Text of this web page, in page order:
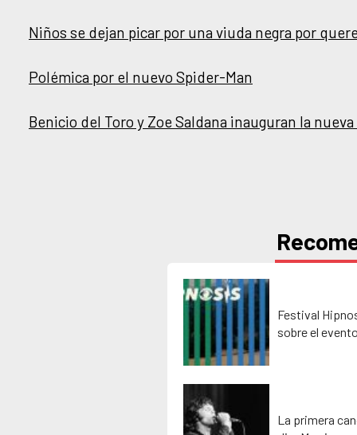
Niños se dejan picar por una viuda negra por
Polémica por el nuevo Spider-Man
Benicio del Toro y Zoe Saldana inauguran la
Festival
sobre el
La primera